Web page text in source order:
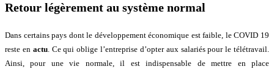
Retour légèrement au système normal
Dans certains pays dont le développement économique est faible, le COVID 19
reste en actu. Ce qui oblige l’entreprise d’opter aux salariés pour le télétravail.
Ainsi, pour une vie normale, il est indispensable de mettre en place